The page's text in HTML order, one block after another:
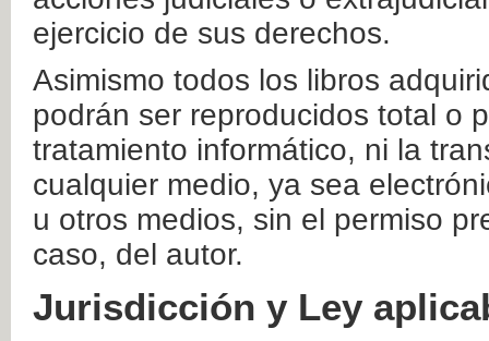
ejercicio de sus derechos.
Asimismo todos los libros
podrán ser reproducidos total o
tratamiento informático, ni la
cualquier medio, ya sea
u otros medios, sin el permiso
caso, del autor.
Jurisdicción y Ley